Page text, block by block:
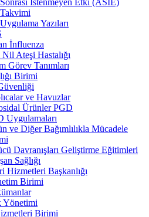
Yazıları
İnfluenza
Nil Ateşi Hastalığı
Görev Tanımları
Birimi
ve Havuzlar
Ürünler PGD
Uygulamaları
ve Diğer Bağımlılıkla Mücadele
Davranışları Geliştirme Eğitimleri
Sağlığı
Hizmetleri Başkanlığı
Birimi
Yönetimi
Birimi